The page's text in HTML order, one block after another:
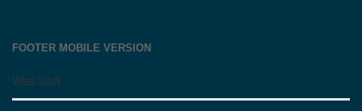
FOOTER MOBILE VERSION
Was läuft